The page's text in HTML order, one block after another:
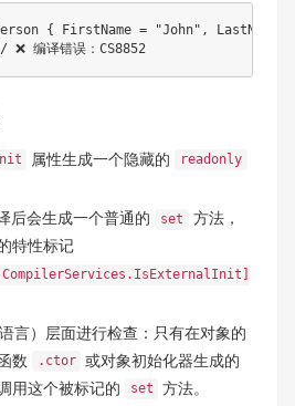
{ FirstName = "John", LastName
属性生成一个隐藏的 readonly
后会生成一个普通的 set
方法，
特性标记
言）层面进行检查：只有在对象的
数
.ctor 或对象初始化器生成的
用这个被标记的
set
方法。